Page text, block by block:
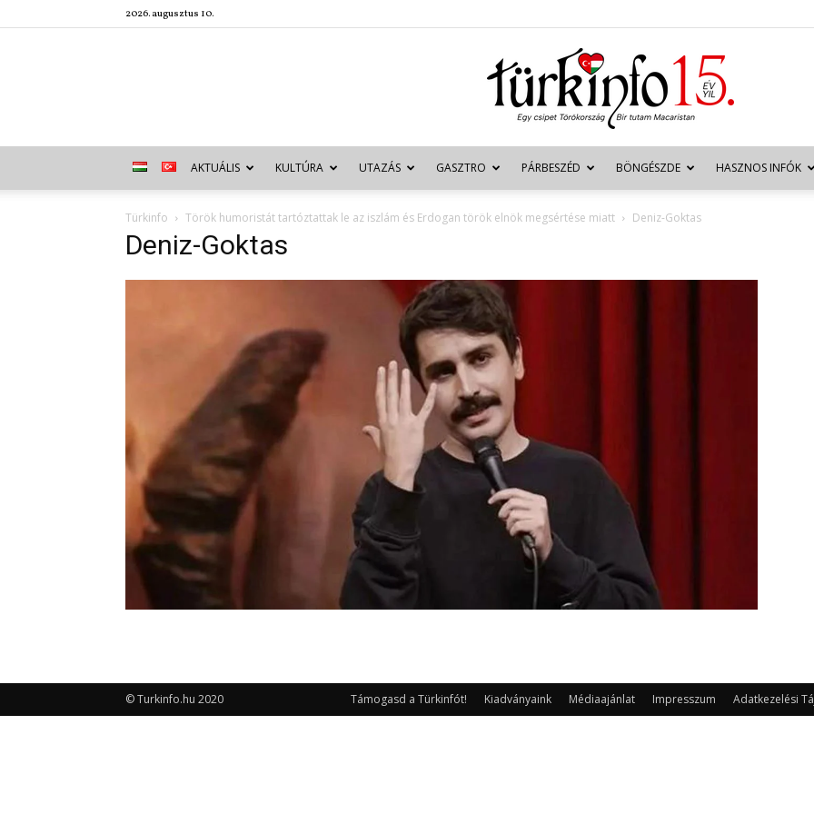
2026. augusztus 10.
Türkinfo
AKTUÁLIS KULTÚRA UTAZÁS GASZTRO PÁRBESZÉD BÖNGÉSZDE HASZNOS INFÓK
Türkinfo Török humoristát tartóztattak le az iszlám és Erdogan török elnök megsértése miatt Deniz-Goktas
Deniz-Goktas
Támogasd a Türkinfót! Kiadványaink Médiaajánlat Impresszum Adatkezelési
© Turkinfo.hu 2020